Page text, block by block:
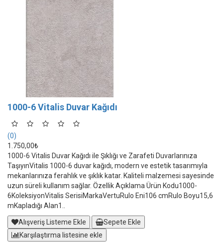
1000-6 Vitalis Duvar Kağıdı
(0)
1.750,00₺
1000-6 Vitalis Duvar Kağıdı ile Şıklığı ve Zarafeti Duvarlarınıza
TaşıyınVitalis 1000-6 duvar kağıdı, modern ve estetik tasarımıyla
mekanlarınıza ferahlık ve şıklık katar. Kaliteli malzemesi sayesinde
uzun süreli kullanım sağlar. Özellik Açıklama Ürün Kodu1000-
6KoleksiyonVitalis SerisiMarkaVertuRulo Eni106 cmRulo Boyu15,6
mKapladığı Alan1..
Alışveriş Listeme Ekle
Sepete Ekle
Karşılaştırma listesine ekle